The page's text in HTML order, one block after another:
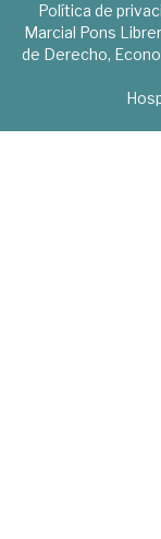
Política de
Marcial Pons
de Derecho,